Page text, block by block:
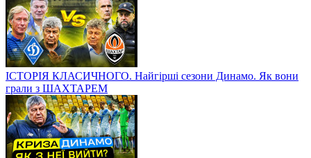
ІСТОРІЯ КЛАСИЧНОГО. Найгірші сезони Динамо. Як вони
грали з ШАХТАРЕМ